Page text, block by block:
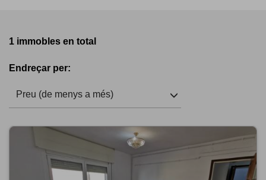
1 immobles en total
Endreçar per:
Preu (de menys a més)
Previous Next